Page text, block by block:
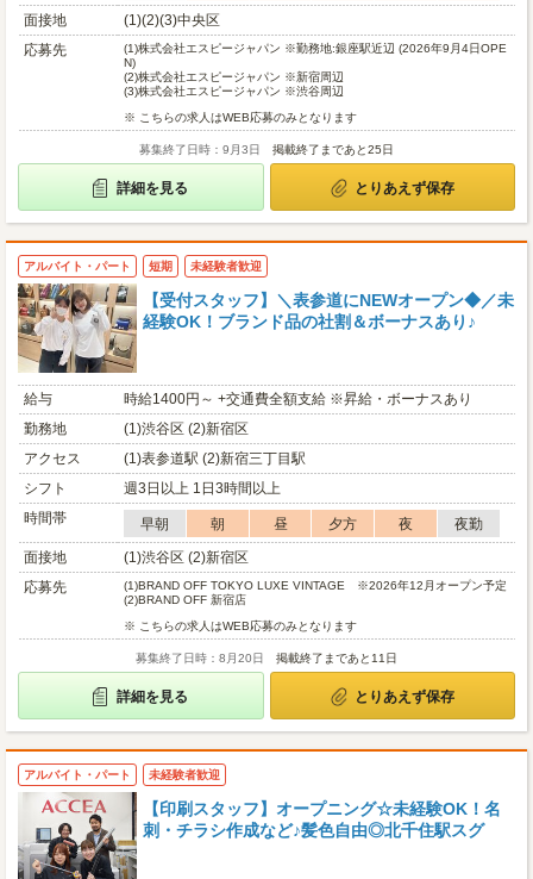
面接地
(1)(2)(3)中央区
応募先
(1)株式会社エスピージャパン ※勤務地:銀座駅近辺 (2026年9月4日OPE
N)
(2)株式会社エスピージャパン ※新宿周辺
(3)株式会社エスピージャパン ※渋谷周辺
※ こちらの求人はWEB応募のみとなります
募集終了日時：9月3日 掲載終了まであと25日
詳細を見る とりあえず保存
アルバイト・パート 短期 未経験者歓迎
【受付スタッフ】＼表参道にNEWオープン◆／未
経験OK！ブランド品の社割＆ボーナスあり♪
給与
時給1400円～ +交通費全額支給 ※昇給・ボーナスあり
勤務地
(1)渋谷区 (2)新宿区
アクセス
(1)表参道駅 (2)新宿三丁目駅
シフト
週3日以上 1日3時間以上
時間帯
早朝 朝 昼 夕方 夜
夜勤
面接地
(1)渋谷区 (2)新宿区
応募先
(1)BRAND OFF TOKYO LUXE VINTAGE ※2026年12月オープン予定
(2)BRAND OFF 新宿店
※ こちらの求人はWEB応募のみとなります
募集終了日時：8月20日 掲載終了まであと11日
詳細を見る とりあえず保存
アルバイト・パート 未経験者歓迎
【印刷スタッフ】オープニング☆未経験OK！名
刺・チラシ作成など♪髪色自由◎北千住駅スグ